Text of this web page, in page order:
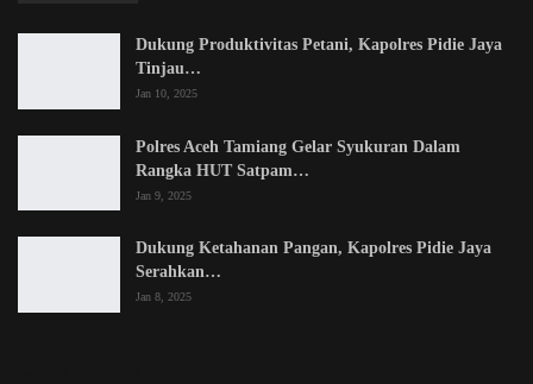
Dukung Produktivitas Petani, Kapolres Pidie Jaya
Tinjau…
Jan 10, 2025
Polres Aceh Tamiang Gelar Syukuran Dalam
Rangka HUT Satpam…
Jan 9, 2025
Dukung Ketahanan Pangan, Kapolres Pidie Jaya
Serahkan…
Jan 8, 2025